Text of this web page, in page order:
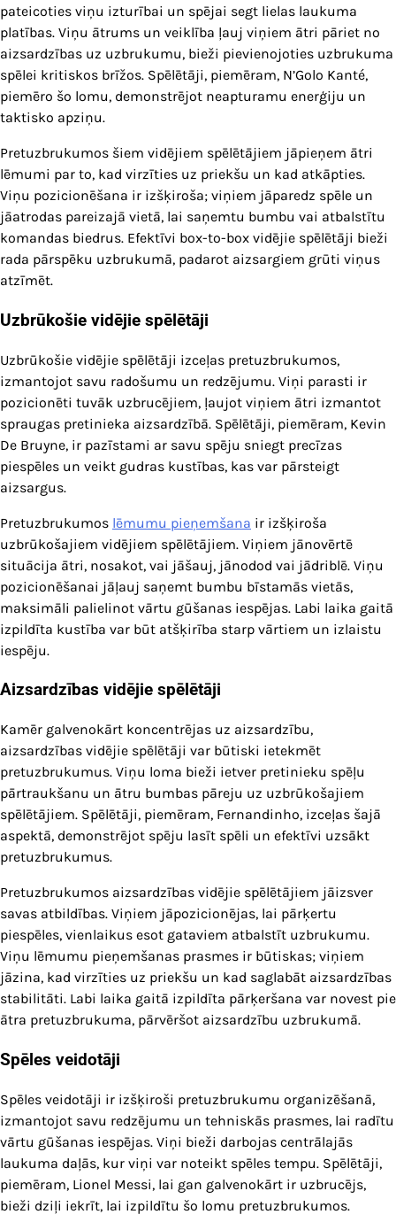
pateicoties viņu izturībai un spējai segt lielas laukuma
platības. Viņu ātrums un veiklība ļauj viņiem ātri pāriet no
aizsardzības uz uzbrukumu, bieži pievienojoties uzbrukuma
spēlei kritiskos brīžos. Spēlētāji, piemēram, N’Golo Kanté,
piemēro šo lomu, demonstrējot neapturamu enerģiju un
taktisko apziņu.
Pretuzbrukumos šiem vidējiem spēlētājiem jāpieņem ātri
lēmumi par to, kad virzīties uz priekšu un kad atkāpties.
Viņu pozicionēšana ir izšķiroša; viņiem jāparedz spēle un
jāatrodas pareizajā vietā, lai saņemtu bumbu vai atbalstītu
komandas biedrus. Efektīvi box-to-box vidējie spēlētāji bieži
rada pārspēku uzbrukumā, padarot aizsargiem grūti viņus
atzīmēt.
Uzbrūkošie vidējie spēlētāji
Uzbrūkošie vidējie spēlētāji izceļas pretuzbrukumos,
izmantojot savu radošumu un redzējumu. Viņi parasti ir
pozicionēti tuvāk uzbrucējiem, ļaujot viņiem ātri izmantot
spraugas pretinieka aizsardzībā. Spēlētāji, piemēram, Kevin
De Bruyne, ir pazīstami ar savu spēju sniegt precīzas
piespēles un veikt gudras kustības, kas var pārsteigt
aizsargus.
Pretuzbrukumos lēmumu pieņemšana ir izšķiroša
uzbrūkošajiem vidējiem spēlētājiem. Viņiem jānovērtē
situācija ātri, nosakot, vai jāšauj, jānodod vai jādriblē. Viņu
pozicionēšanai jāļauj saņemt bumbu bīstamās vietās,
maksimāli palielinot vārtu gūšanas iespējas. Labi laika gaitā
izpildīta kustība var būt atšķirība starp vārtiem un izlaistu
iespēju.
Aizsardzības vidējie spēlētāji
Kamēr galvenokārt koncentrējas uz aizsardzību,
aizsardzības vidējie spēlētāji var būtiski ietekmēt
pretuzbrukumus. Viņu loma bieži ietver pretinieku spēļu
pārtraukšanu un ātru bumbas pāreju uz uzbrūkošajiem
spēlētājiem. Spēlētāji, piemēram, Fernandinho, izceļas šajā
aspektā, demonstrējot spēju lasīt spēli un efektīvi uzsākt
pretuzbrukumus.
Pretuzbrukumos aizsardzības vidējie spēlētājiem jāizsver
savas atbildības. Viņiem jāpozicionējas, lai pārķertu
piespēles, vienlaikus esot gataviem atbalstīt uzbrukumu.
Viņu lēmumu pieņemšanas prasmes ir būtiskas; viņiem
jāzina, kad virzīties uz priekšu un kad saglabāt aizsardzības
stabilitāti. Labi laika gaitā izpildīta pārķeršana var novest pie
ātra pretuzbrukuma, pārvēršot aizsardzību uzbrukumā.
Spēles veidotāji
Spēles veidotāji ir izšķiroši pretuzbrukumu organizēšanā,
izmantojot savu redzējumu un tehniskās prasmes, lai radītu
vārtu gūšanas iespējas. Viņi bieži darbojas centrālajās
laukuma daļās, kur viņi var noteikt spēles tempu. Spēlētāji,
piemēram, Lionel Messi, lai gan galvenokārt ir uzbrucējs,
bieži dziļi iekrīt, lai izpildītu šo lomu pretuzbrukumos.